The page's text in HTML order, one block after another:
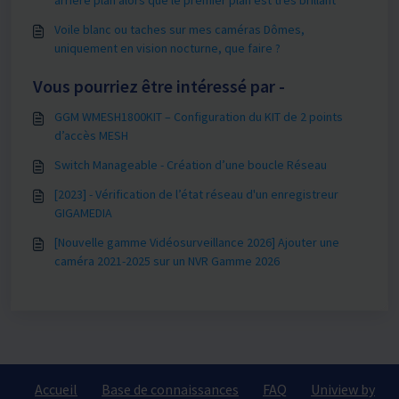
Voile blanc ou taches sur mes caméras Dômes,
uniquement en vision nocturne, que faire ?
Vous pourriez être intéressé par -
GGM WMESH1800KIT – Configuration du KIT de 2 points
d’accès MESH
Switch Manageable - Création d’une boucle Réseau
[2023] - Vérification de l’état réseau d'un enregistreur
GIGAMEDIA
[Nouvelle gamme Vidéosurveillance 2026] Ajouter une
caméra 2021-2025 sur un NVR Gamme 2026
Accueil Base de connaissances FAQ Uniview by